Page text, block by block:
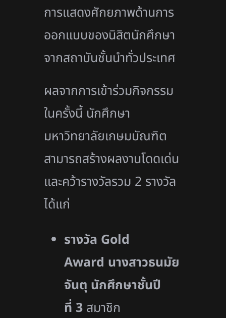
การแสดงศักยภาพด้านการ
ออกแบบของนิสิตนักศึกษา
จากสถาบันชั้นนำทั่วประเทศ
ผลจากการเข้าร่วมกิจกรรม
ในครั้งนี้ นักศึกษา
มหาวิทยาลัยเกษมบัณฑิต
สามารถสร้างผลงานโดดเด่น
และคว้ารางวัลรวม 2 รางวัล
ได้แก่
รางวัล Gold
Award นางสาวธนมัย
จันตุ นักศึกษาชั้นปี
ที่ 3 สมาชิก